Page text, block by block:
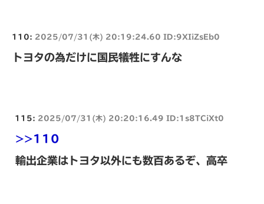
110: 2025/07/31(木) 20:19:24.60 ID:9XIiZsEb0
トヨタの為だけに国民犠牲にすんな
115: 2025/07/31(木) 20:20:16.49 ID:1s8TCiXt0
>>110
輸出企業はトヨタ以外にも数百あるぞ、高卒